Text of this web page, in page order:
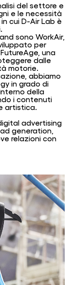
del settore e
e le necessità
cui D-Air Lab è
sono WorkAir,
per
una
dalle
motorie.
abbiamo
in grado di
della
i contenuti
artistica.
advertising
generation,
relazioni con